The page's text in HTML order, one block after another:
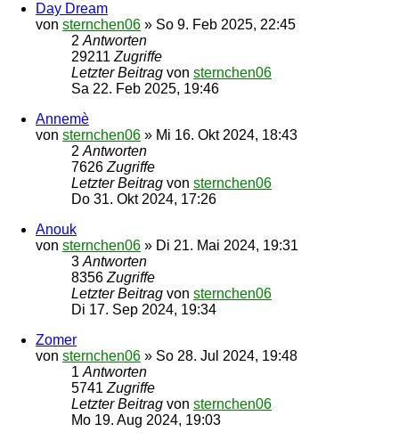
Day Dream
von sternchen06 » So 9. Feb 2025, 22:45
2 Antworten
29211 Zugriffe
Letzter Beitrag von sternchen06
Sa 22. Feb 2025, 19:46
Annemè
von sternchen06 » Mi 16. Okt 2024, 18:43
2 Antworten
7626 Zugriffe
Letzter Beitrag von sternchen06
Do 31. Okt 2024, 17:26
Anouk
von sternchen06 » Di 21. Mai 2024, 19:31
3 Antworten
8356 Zugriffe
Letzter Beitrag von sternchen06
Di 17. Sep 2024, 19:34
Zomer
von sternchen06 » So 28. Jul 2024, 19:48
1 Antworten
5741 Zugriffe
Letzter Beitrag von sternchen06
Mo 19. Aug 2024, 19:03